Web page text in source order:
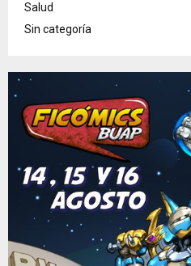
Salud
Sin categoría